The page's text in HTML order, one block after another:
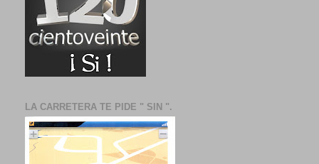
LA CARRETERA TE PIDE " SIN ".